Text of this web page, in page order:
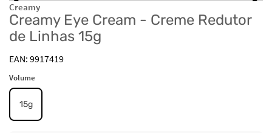
Creamy
Creamy Eye Cream - Creme Redutor
de Linhas 15g
9917419
Volume
15g